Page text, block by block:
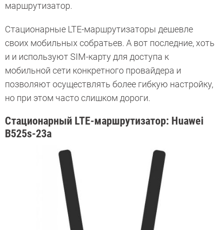
маршрутизатор.
Стационарные LTE-маршрутизаторы дешевле
своих мобильных собратьев. А вот последние, хоть
и и используют SIM-карту для доступа к
мобильной сети конкретного провайдера и
позволяют осуществлять более гибкую настройку,
но при этом часто слишком дороги.
Стационарный LTE-маршрутизатор: Huawei
B525s-23a